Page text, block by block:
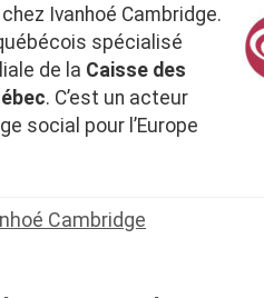
Ivanhoé Cambridge.
spécialisé
de la Caisse des
. C’est un acteur
social pour l’Europe
Cambridge